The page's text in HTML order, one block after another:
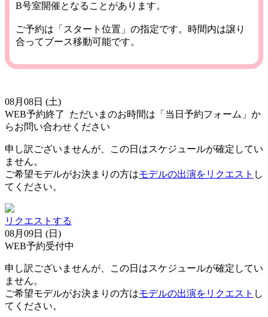
B号室開催となることがあります。
ご予約は「スタート位置」の指定です。時間内は譲り
合ってブース移動可能です。
08月08日 (土)
WEB予約終了
ただいまのお時間は「当日予約フォーム」か
らお問い合わせください
申し訳ございませんが、この日はスケジュールが確定してい
ません。
ご希望モデルがお決まりの方はモデルの出演をリクエスト し
てください。
リクエストする
08月09日 (日)
WEB予約受付中
申し訳ございませんが、この日はスケジュールが確定してい
ません。
ご希望モデルがお決まりの方はモデルの出演をリクエスト し
てください。